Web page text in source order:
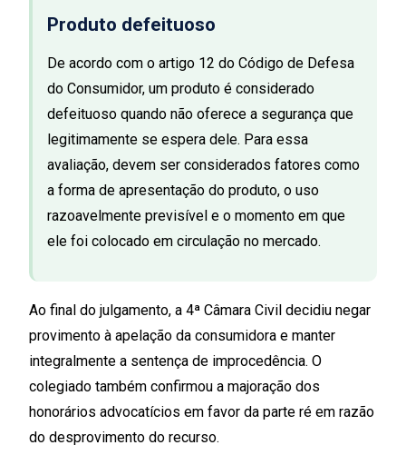
Produto defeituoso
De acordo com o artigo 12 do Código de Defesa
do Consumidor, um produto é considerado
defeituoso quando não oferece a segurança que
legitimamente se espera dele. Para essa
avaliação, devem ser considerados fatores como
a forma de apresentação do produto, o uso
razoavelmente previsível e o momento em que
ele foi colocado em circulação no mercado.
Ao final do julgamento, a 4ª Câmara Civil decidiu negar
provimento à apelação da consumidora e manter
integralmente a sentença de improcedência. O
colegiado também confirmou a majoração dos
honorários advocatícios em favor da parte ré em razão
do desprovimento do recurso.